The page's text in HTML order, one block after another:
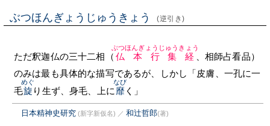
ぶつほんぎょうじゅうきょう (逆引き)
ただ釈迦仏の三十二相（ 仏本行集経
ぶつほんぎょうじゅうきょう
、相師占看品）
のみは最も具体的な描写であるが、しかし「皮膚、一孔に一
毛旋
めぐ
り生ず、身毛、上に 靡
なび
く」
日本精神史研究 (新字新仮名) ／ 和辻哲郎(著)